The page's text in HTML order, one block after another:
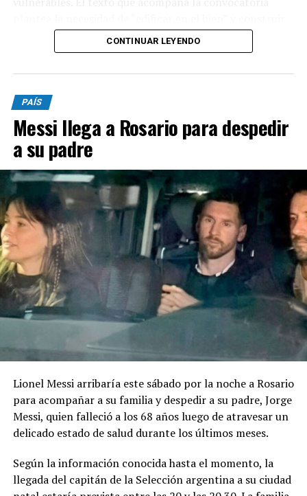
una sociedad donde el ser humano ocupe un lugar
de manera individual como grupal. Las canciones
deberán ser inéditas, haber sido compuestas
específicamente para el concurso y no haber sido
publicadas anteriormente en plataformas como
YouTube, Spotify o redes sociales.
El género musical será libre y las obras deberán tener
una duración de entre dos y cuatro minutos. El idioma
será el castellano, aunque las bases permiten incorporar
lenguas originarias de manera complementaria.
Uno de los puntos particulares del concurso es que las
bases contemplan expresamente el uso de inteligencia
artificial generativa. Sin embargo, las herramientas
podrán utilizarse solamente como apoyo auxiliar en
determinados procesos.
La IA podrá intervenir en la edición, mezcla o
masterización del audio, en tareas técnicas de
producción y en la generación de acompañamientos
instrumentales utilizados como maquetación. En todos
la estructura de la canción deberán ser de creación
íntegramente humana.
CONTINUAR LEYENDO
PAÍS
Messi llega a Rosario para despedir
a su padre
Lionel Messi arribaría este sábado por la noche a Rosario
para acompañar a su familia y despedir a su padre, Jorge
Messi, quien falleció a los 68 años luego de atravesar un
delicado estado de salud durante los últimos meses.
Según la información conocida hasta el momento, la
llegada del capitán de la Selección argentina a su ciudad